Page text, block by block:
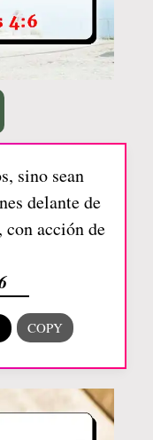
sino sean
delante de
acción de